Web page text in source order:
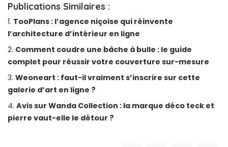
Publications Similaires :
TooPlans : l’agence niçoise qui réinvente
l’architecture d’intérieur en ligne
Comment coudre une bâche à bulle : le guide
complet pour réussir votre couverture sur-mesure
Weoneart : faut-il vraiment s’inscrire sur cette
galerie d’art en ligne ?
Avis sur Wanda Collection : la marque déco teck et
pierre vaut-elle le détour ?